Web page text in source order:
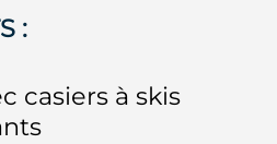
:
casiers à skis